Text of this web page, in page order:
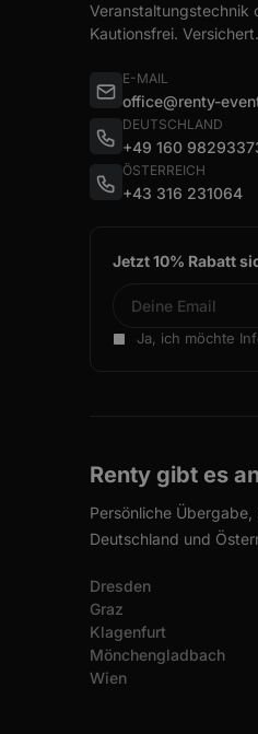
Veranstaltungstechnik
Kautionsfrei.
E-MAIL
office@renty-
DEUTSCHLAND
+49 160
ÖSTERREICH
+43 316 231064
Jetzt 10% Rabatt
Ja, ich möchte
Renty gibt es
Persönliche
Deutschland und
Dresden
Graz
Klagenfurt
Mönchengladbach
Wien